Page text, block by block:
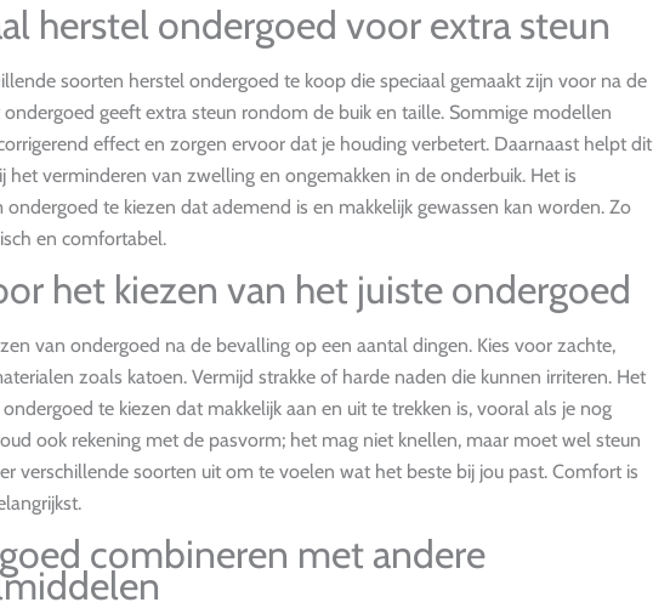
herstel ondergoed voor extra steun
soorten herstel ondergoed te koop die speciaal gemaakt zijn voor na de
ondergoed geeft extra steun rondom de buik en taille. Sommige modellen
effect en zorgen ervoor dat je houding verbetert. Daarnaast helpt dit
het verminderen van zwelling en ongemakken in de onderbuik. Het is
ondergoed te kiezen dat ademend is en makkelijk gewassen kan worden. Zo
en comfortabel.
het kiezen van het juiste ondergoed
van ondergoed na de bevalling op een aantal dingen. Kies voor zachte,
zoals katoen. Vermijd strakke of harde naden die kunnen irriteren. Het
te kiezen dat makkelijk aan en uit te trekken is, vooral als je nog
ook rekening met de pasvorm; het mag niet knellen, maar moet wel steun
verschillende soorten uit om te voelen wat het beste bij jou past. Comfort is
combineren met andere